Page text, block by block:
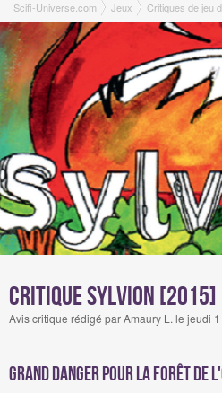
Scifi-Universe.com Jeux Critiques de jeu
Critique Sylvion [2015]
Avis critique rédigé par Amaury L. le jeudi
Grand danger pour la forêt de